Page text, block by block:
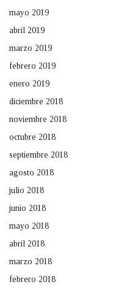
mayo 2019
abril 2019
marzo 2019
febrero 2019
enero 2019
diciembre 2018
noviembre 2018
octubre 2018
septiembre 2018
agosto 2018
julio 2018
junio 2018
mayo 2018
abril 2018
marzo 2018
febrero 2018